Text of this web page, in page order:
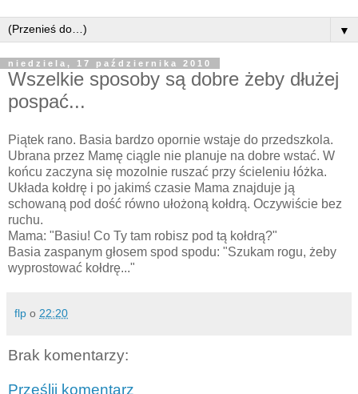
▼
niedziela, 17 października 2010
Wszelkie sposoby są dobre żeby dłużej
pospać...
Piątek rano. Basia bardzo opornie wstaje do przedszkola.
Ubrana przez Mamę ciągle nie planuje na dobre wstać. W
końcu zaczyna się mozolnie ruszać przy ścieleniu łóżka.
Układa kołdrę i po jakimś czasie Mama znajduje ją
schowaną pod dość równo ułożoną kołdrą. Oczywiście bez
ruchu.
Mama: "Basiu! Co Ty tam robisz pod tą kołdrą?"
Basia zaspanym głosem spod spodu: "Szukam rogu, żeby
wyprostować kołdrę..."
flp o 22:20
Brak komentarzy:
Prześlij komentarz